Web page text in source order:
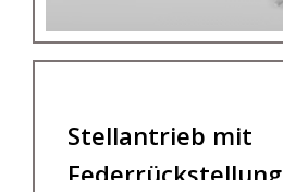
Stellantrieb mit
Federrückstellung